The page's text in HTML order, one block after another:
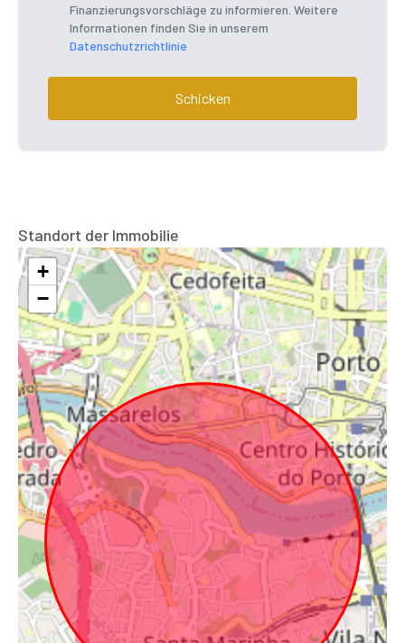
Finanzierungsvorschläge zu informieren. Weitere
Informationen finden Sie in unserem
Datenschutzrichtlinie
Schicken
Standort der Immobilie
+
−